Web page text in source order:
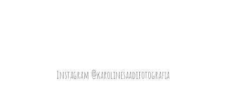
Instagram @karolinesaadifotografia